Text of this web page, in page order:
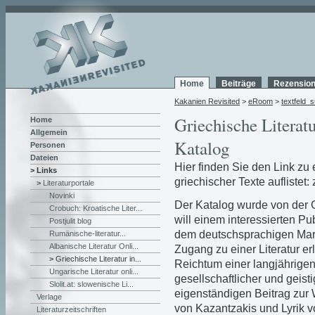
Home Beiträge
Kakanien Revisited > eRoom >
Griechische
Katalog
Hier finden Sie den Link zu
griechischer Texte auflistet:
Der Katalog wurde von der
will einem interessierten
dem deutschsprachigen
Zugang zu einer Literatur
Reichtum einer
gesellschaftlicher und
eigenständigen Beitrag zur
von Kazantzakis und Lyrik
Home
Allgemein
Personen
Dateien
> Links
> Literaturportale
Novinki
Crobuch: Kroatische Liter...
Postjulit blog
Rumänische-literatur...
Albanische Literatur Onli...
> Griechische Literatur in...
Ungarische Literatur onli...
Slolit.at: slowenische Li...
Verlage
Literaturzeitschriften